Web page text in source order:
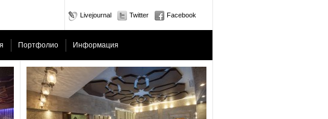
Livejournal Twitter Facebook
Портфолио Информация